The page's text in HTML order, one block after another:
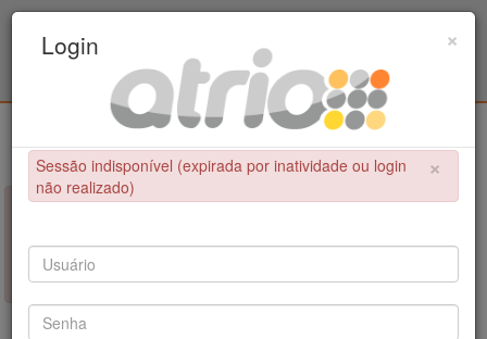
Civil / UPE
×
NÃO FOI POSSÍVEL CONCLUIR A OPERAÇÃO
Sessão indisponível (expirada por inatividade ou login não
realizado)
×
Login
×
Sessão indisponível (expirada por inatividade ou login
não realizado)